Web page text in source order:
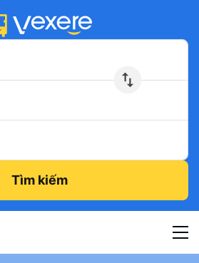
Tìm kiếm